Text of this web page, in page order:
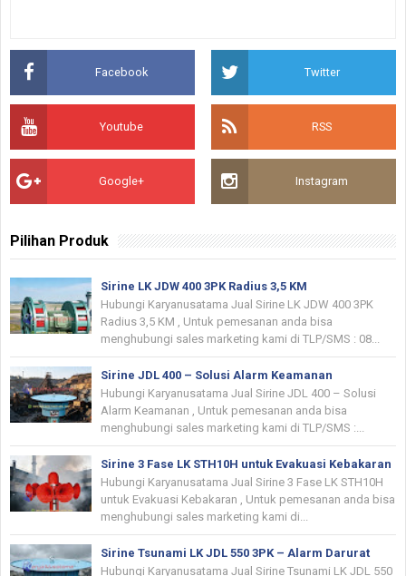
Facebook Twitter
Youtube RSS
Google+ Instagram
Pilihan Produk
Sirine LK JDW 400 3PK Radius 3,5 KM
Hubungi Karyanusatama Jual Sirine LK JDW 400 3PK
Radius 3,5 KM , Untuk pemesanan anda bisa
menghubungi sales marketing kami di TLP/SMS : 08...
Sirine JDL 400 – Solusi Alarm Keamanan
Hubungi Karyanusatama Jual Sirine JDL 400 – Solusi
Alarm Keamanan , Untuk pemesanan anda bisa
menghubungi sales marketing kami di TLP/SMS :...
Sirine 3 Fase LK STH10H untuk Evakuasi Kebakaran
Hubungi Karyanusatama Jual Sirine 3 Fase LK STH10H
untuk Evakuasi Kebakaran , Untuk pemesanan anda bisa
menghubungi sales marketing kami di...
Sirine Tsunami LK JDL 550 3PK – Alarm Darurat
Hubungi Karyanusatama Jual Sirine Tsunami LK JDL 550